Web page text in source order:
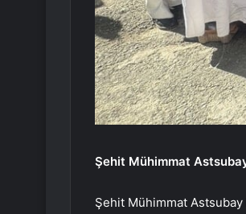
Şehit Mühimmat
Şehit Mühimmat Astsubay